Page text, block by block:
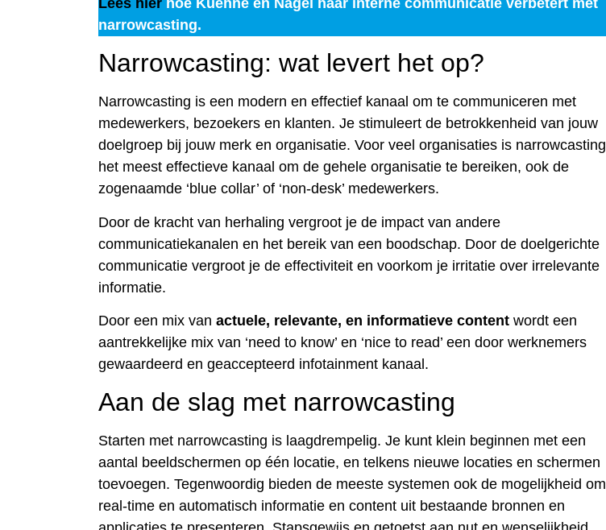
narrowcasting.
Narrowcasting: wat levert het op?
Narrowcasting is een modern en effectief kanaal om te communiceren met
medewerkers, bezoekers en klanten. Je stimuleert de betrokkenheid van jouw
doelgroep bij jouw merk en organisatie. Voor veel organisaties is narrowcasting
het meest effectieve kanaal om de gehele organisatie te bereiken, ook de
zogenaamde ‘blue collar’ of ‘non-desk’ medewerkers.
Door de kracht van herhaling vergroot je de impact van andere
communicatiekanalen en het bereik van een boodschap. Door de doelgerichte
communicatie vergroot je de effectiviteit en voorkom je irritatie over irrelevante
informatie.
Door een mix van actuele, relevante, en informatieve content wordt een
aantrekkelijke mix van ‘need to know’ en ‘nice to read’ een door werknemers
gewaardeerd en geaccepteerd infotainment kanaal.
Aan de slag met narrowcasting
Starten met narrowcasting is laagdrempelig. Je kunt klein beginnen met een
aantal beeldschermen op één locatie, en telkens nieuwe locaties en schermen
toevoegen. Tegenwoordig bieden de meeste systemen ook de mogelijkheid om
real-time en automatisch informatie en content uit bestaande bronnen en